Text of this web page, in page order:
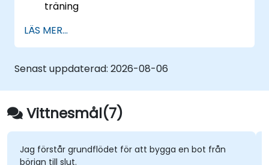
träning
LÄS MER...
Senast uppdaterad: 2026-08-06
Vittnesmål(7)
Jag förstår grundflödet för att bygga en bot från
början till slut.